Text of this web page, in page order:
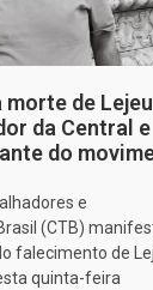
morte de
da Central e
do
e
(CTB)
falecimento de
quinta-feira